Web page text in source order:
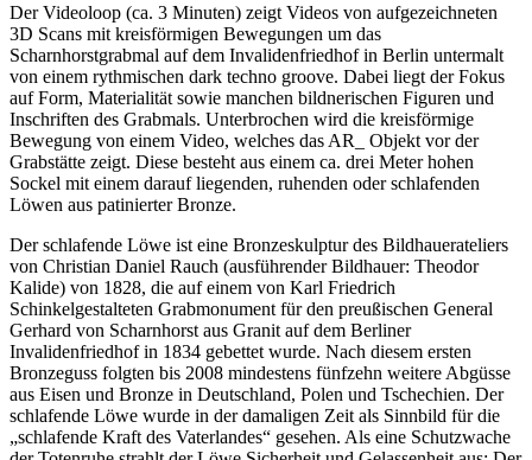
Der Videoloop (ca. 3 Minuten) zeigt Videos von aufgezeichneten
3D Scans mit kreisförmigen Bewegungen um das
Scharnhorstgrabmal auf dem Invalidenfriedhof in Berlin untermalt
von einem rythmischen dark techno groove. Dabei liegt der Fokus
auf Form, Materialität sowie manchen bildnerischen Figuren und
Inschriften des Grabmals. Unterbrochen wird die kreisförmige
Bewegung von einem Video, welches das AR_ Objekt vor der
Grabstätte zeigt. Diese besteht aus einem ca. drei Meter hohen
Sockel mit einem darauf liegenden, ruhenden oder schlafenden
Löwen aus patinierter Bronze.
Der schlafende Löwe ist eine Bronzeskulptur des Bildhauerateliers
von Christian Daniel Rauch (ausführender Bildhauer: Theodor
Kalide) von 1828, die auf einem von Karl Friedrich
Schinkelgestalteten Grabmonument für den preußischen General
Gerhard von Scharnhorst aus Granit auf dem Berliner
Invalidenfriedhof in 1834 gebettet wurde. Nach diesem ersten
Bronzeguss folgten bis 2008 mindestens fünfzehn weitere Abgüsse
aus Eisen und Bronze in Deutschland, Polen und Tschechien. Der
schlafende Löwe wurde in der damaligen Zeit als Sinnbild für die
„schlafende Kraft des Vaterlandes“ gesehen. Als eine Schutzwache